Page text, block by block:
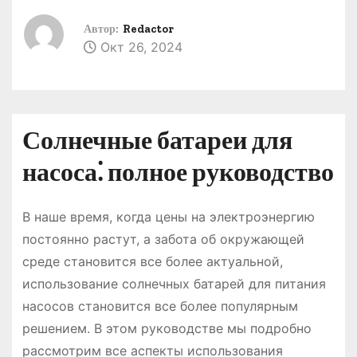
Автор: Redactor
Окт 26, 2024
Солнечные батареи для
насоса⁚ полное руководство
В наше время, когда цены на электроэнергию
постоянно растут, а забота об окружающей
среде становится все более актуальной,
использование солнечных батарей для питания
насосов становится все более популярным
решением. В этом руководстве мы подробно
рассмотрим все аспекты использования